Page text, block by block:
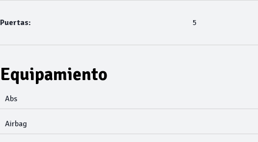
Puertas: 5
Equipamiento
Abs
Airbag